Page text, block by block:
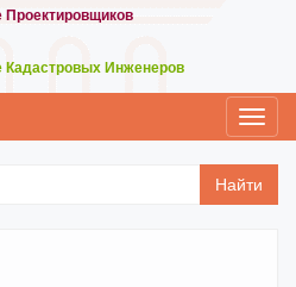
Проектировщиков
Кадастровых Инженеров
Найти